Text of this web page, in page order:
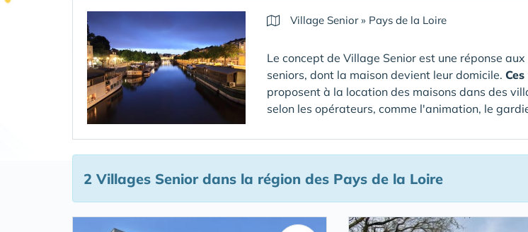
Village Senior» Pays de la Loire
Le concept de Village Senior est une réponse
seniors, dont la maison devient leur domicile.
proposent à la location des maisons dans des
selon les opérateurs, comme l'animation, le
2 Villages Seniordans la région des Pays de la Loire